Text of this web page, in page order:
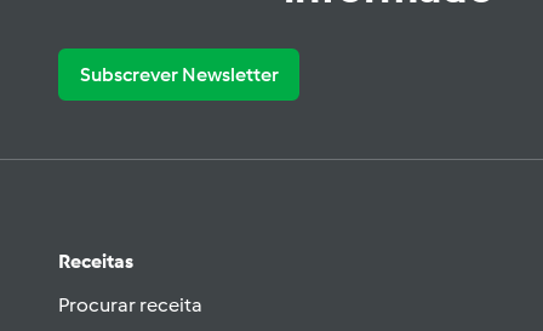
Subscrever Newsletter
Receitas
Procurar receita